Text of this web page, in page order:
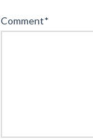
kokeelliset
Comment*